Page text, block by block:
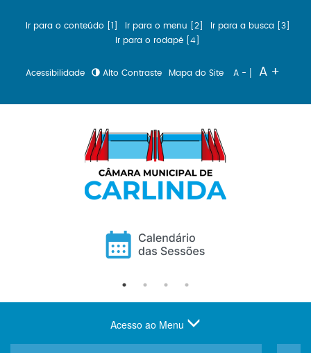
Ir para o conteúdo [1] Ir para o menu [2]
Ir para a busca [3]
Ir para o rodapé [4]
Acessibilidade Alto Contraste Mapa do Site A - | A +
Acesso ao Menu